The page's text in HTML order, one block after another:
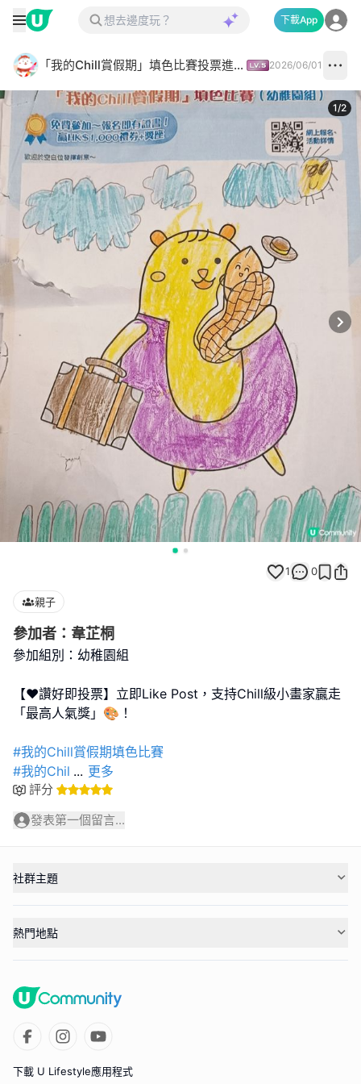
下載App
「我的Chill賞假期」填色比賽投票進行中✅ 2026/06/01
1/2
1 0
親子
參加者：韋芷桐
參加組別：幼稚園組
【❤️讚好即投票】立即Like Post，支持Chill級小畫家贏走
「最高人氣獎」🎨！
#我的Chill賞假期填色比賽
#我的Chil ... 更多
評分
發表第一個留言...
社群主題
熱門地點
下載 U Lifestyle應用程式